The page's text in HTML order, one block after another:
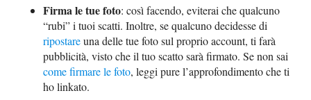
Firma le tue foto: così facendo, eviterai che qualcuno
“rubi” i tuoi scatti. Inoltre, se qualcuno decidesse di
ripostareuna delle tue foto sul proprio account, ti farà
pubblicità, visto che il tuo scatto sarà firmato. Se non sai
come firmare le foto, leggi pure l’approfondimento che ti
ho linkato.